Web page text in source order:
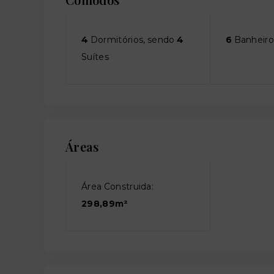
4 Dormitórios, sendo4
Suítes
6
Áreas
Área Construida:
298,89m²